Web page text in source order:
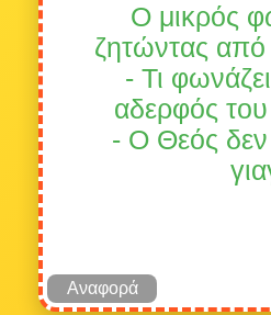
Ο μικρός
ζητώντας από
- Τι
αδερφός του
- Ο Θεός δεν
Αναφορά